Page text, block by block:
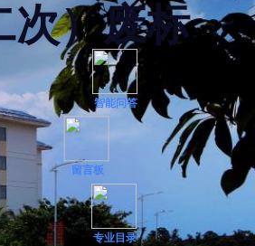
次）废标
智能问答
留言板
专业目录